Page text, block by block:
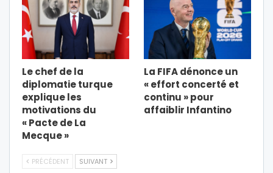
Le chef de la
diplomatie turque
explique les
motivations du
« Pacte de La
Mecque »
La FIFA dénonce un
« effort concerté et
continu » pour
affaiblir Infantino
PRÉCÉDENT SUIVANT